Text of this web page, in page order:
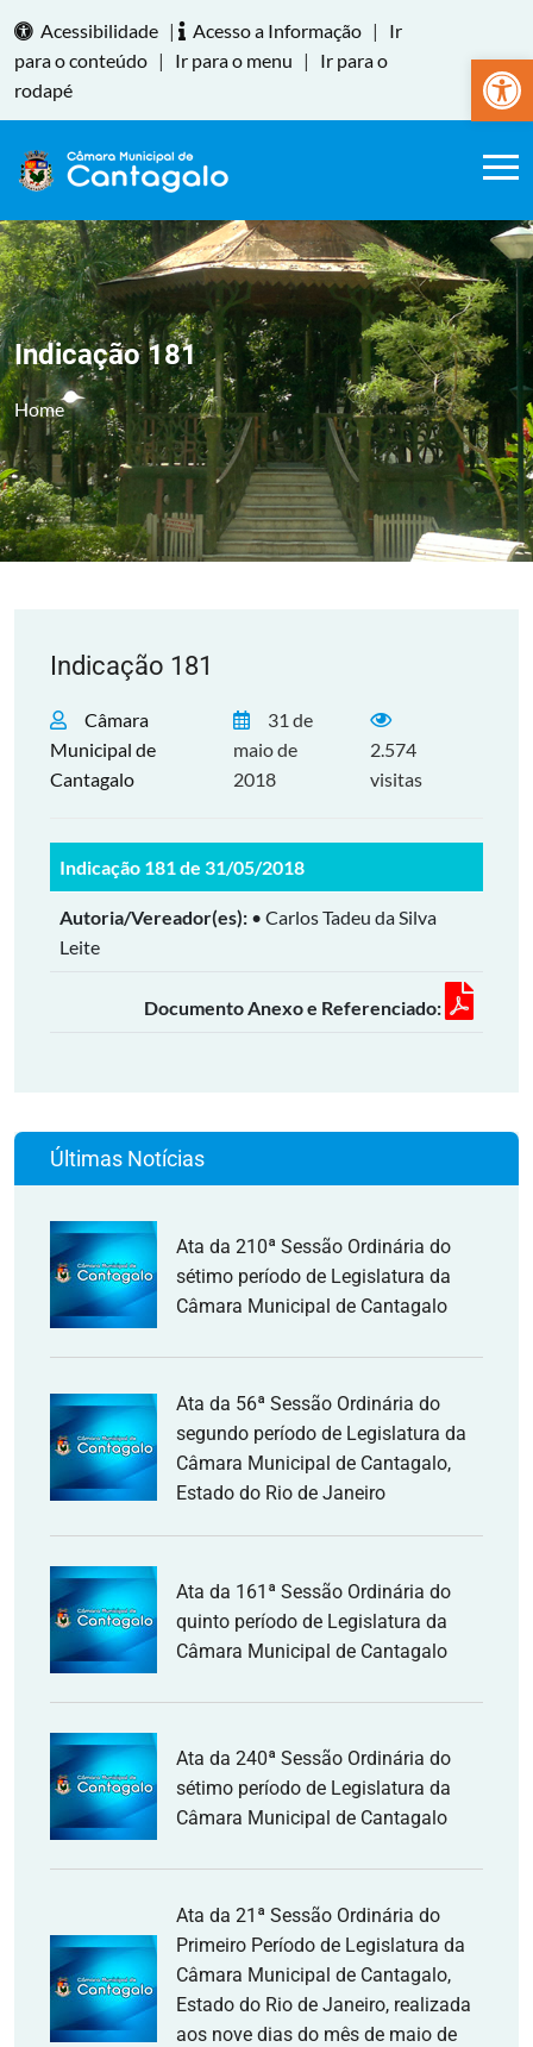
Abrir
Acessibilidade | Acesso a Informação |
Ir
para o conteúdo | Ir para o menu |
Ir para o
rodapé
Indicação 181
Home
Indicação 181
Câmara
Municipal de
Cantagalo
31 de
maio de
2018
2.574
visitas
Indicação 181 de 31/05/2018
Autoria/Vereador(es): • Carlos Tadeu da Silva
Leite
Documento Anexo e Referenciado:
Últimas Notícias
Ata da 210ª Sessão Ordinária do
sétimo período de Legislatura da
Câmara Municipal de Cantagalo
Ata da 56ª Sessão Ordinária do
segundo período de Legislatura da
Câmara Municipal de Cantagalo,
Estado do Rio de Janeiro
Ata da 161ª Sessão Ordinária do
quinto período de Legislatura da
Câmara Municipal de Cantagalo
Ata da 240ª Sessão Ordinária do
sétimo período de Legislatura da
Câmara Municipal de Cantagalo
Ata da 21ª Sessão Ordinária do
Primeiro Período de Legislatura da
Câmara Municipal de Cantagalo,
Estado do Rio de Janeiro, realizada
aos nove dias do mês de maio de